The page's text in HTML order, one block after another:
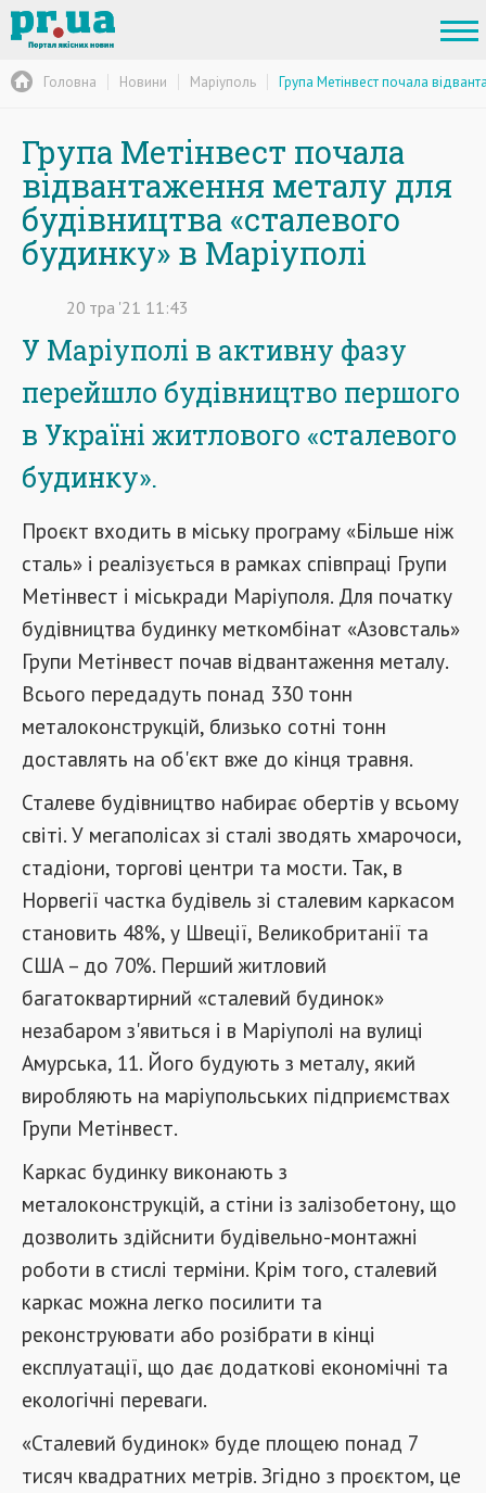
Головна Новини Маріуполь Група Метінвест почала
Група Метінвест почала
відвантаження металу для
будівництва «сталевого
будинку» в Маріуполі
20 тра '21 11:43
У Маріуполі в активну фазу
перейшло будівництво першого
в Україні житлового «сталевого
будинку».
Проєкт входить в міську програму «Більше ніж
сталь» і реалізується в рамках співпраці Групи
Метінвест і міськради Маріуполя. Для початку
будівництва будинку меткомбінат «Азовсталь»
Групи Метінвест почав відвантаження металу.
Всього передадуть понад 330 тонн
металоконструкцій, близько сотні тонн
доставлять на об'єкт вже до кінця травня.
Сталеве будівництво набирає обертів у всьому
світі. У мегаполісах зі сталі зводять хмарочоси,
стадіони, торгові центри та мости. Так, в
Норвегії частка будівель зі сталевим каркасом
становить 48%, у Швеції, Великобританії та
США – до 70%. Перший житловий
багатоквартирний «сталевий будинок»
незабаром з'явиться і в Маріуполі на вулиці
Амурська, 11. Його будують з металу, який
виробляють на маріупольських підприємствах
Групи Метінвест.
Каркас будинку виконають з
металоконструкцій, а стіни із залізобетону, що
дозволить здійснити будівельно-монтажні
роботи в стислі терміни. Крім того, сталевий
каркас можна легко посилити та
реконструювати або розібрати в кінці
експлуатації, що дає додаткові економічні та
екологічні переваги.
«Сталевий будинок» буде площею понад 7
тисяч квадратних метрів. Згідно з проєктом, це